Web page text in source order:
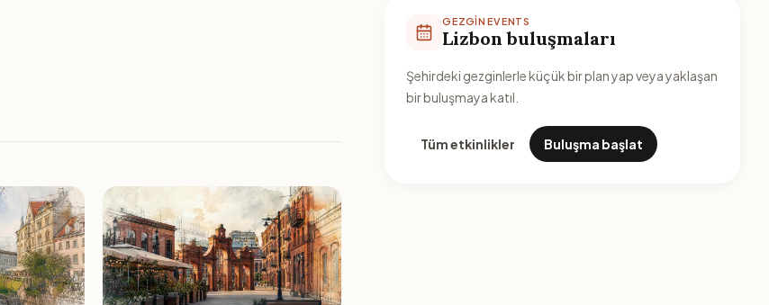
GEZGIN EVENTS
Lizbon buluşmaları
Şehirdeki gezginlerle küçük bir plan yap veya yaklaşan
bir buluşmaya katıl.
Tüm etkinlikler Buluşma başlat